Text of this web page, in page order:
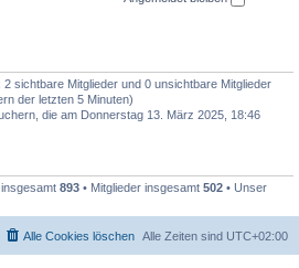
2 sichtbare Mitglieder und 0 unsichtbare Mitglieder
der letzten 5 Minuten)
die am Donnerstag 13. März 2025, 18:46
893 • Mitglieder insgesamt 502 • Unser
Alle Zeiten sind UTC+02:00
Alle Cookies löschen